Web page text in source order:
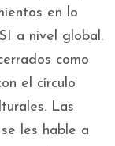
en lo
a nivel global.
como
el círculo
Las
les hable a